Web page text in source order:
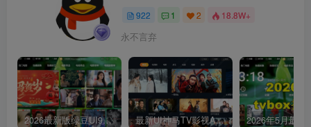
922 1 2 18.8W+
永不言弃
2026最新版绿豆UI9双端影视APP源码 最新UI神马TV影视APP源码 乐檬影视苹果CMS后台 包含前后端源码